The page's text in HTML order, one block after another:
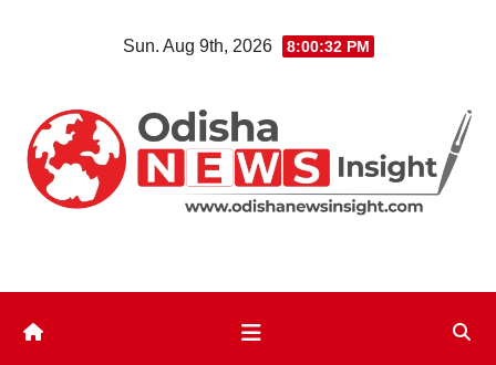
Sun. Aug 9th, 2026 8:00:33 PM